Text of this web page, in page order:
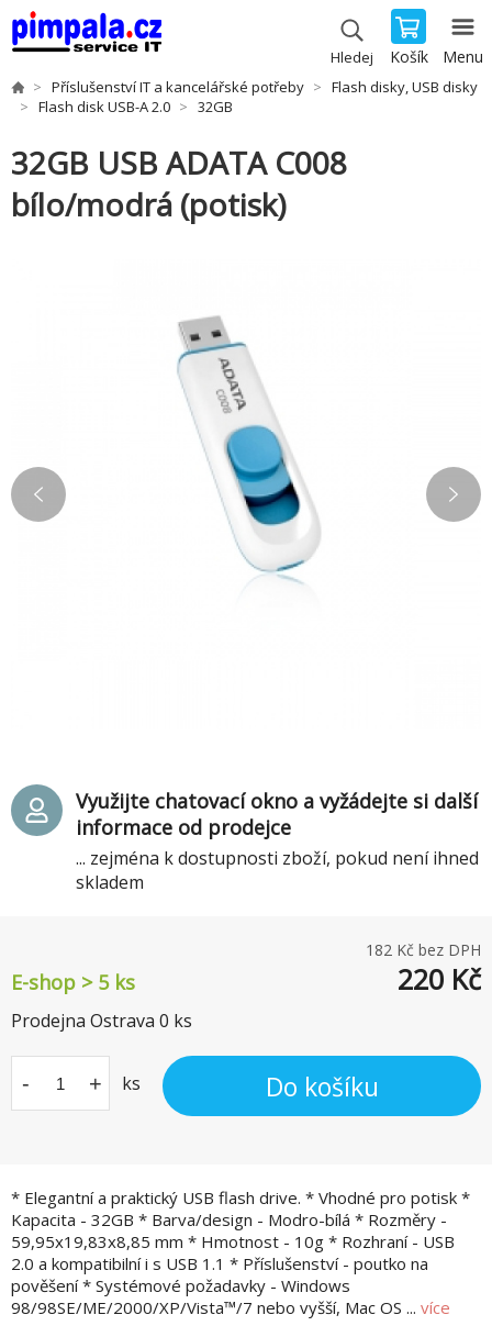
Hledej Košík Menu
Příslušenství IT a kancelářské potřeby
Flash disky, USB disky
Flash disk USB-A 2.0
32GB
32GB USB ADATA C008
bílo/modrá (potisk)
* Elegantní a praktický USB flash drive. * Vhodné pro potisk *
Kapacita - 32GB * Barva/design - Modro-bílá * Rozměry -
59,95x19,83x8,85 mm * Hmotnost - 10g * Rozhraní - USB
2.0 a kompatibilní i s USB 1.1 * Příslušenství - poutko na
pověšení * Systémové požadavky - Windows
98/98SE/ME/2000/XP/Vista™/7 nebo vyšší, Mac OS ... více
182 Kč bez DPH
E-shop > 5 ks 220 Kč
Prodejna Ostrava 0 ks
- + ks Do košíku
Využijte chatovací okno a vyžádejte si další
informace od prodejce
... zejména k dostupnosti zboží, pokud není ihned
skladem